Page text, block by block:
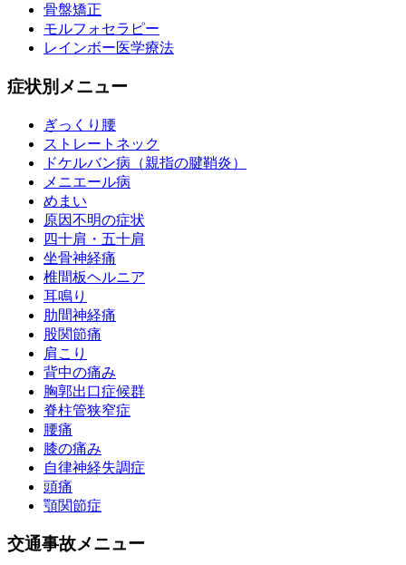
骨盤矯正
モルフォセラピー
レインボー医学療法
症状別メニュー
ぎっくり腰
ストレートネック
ドケルバン病（親指の腱鞘炎）
メニエール病
めまい
原因不明の症状
四十肩・五十肩
坐骨神経痛
椎間板ヘルニア
耳鳴り
肋間神経痛
股関節痛
肩こり
背中の痛み
胸郭出口症候群
脊柱管狭窄症
腰痛
膝の痛み
自律神経失調症
頭痛
顎関節症
交通事故メニュー